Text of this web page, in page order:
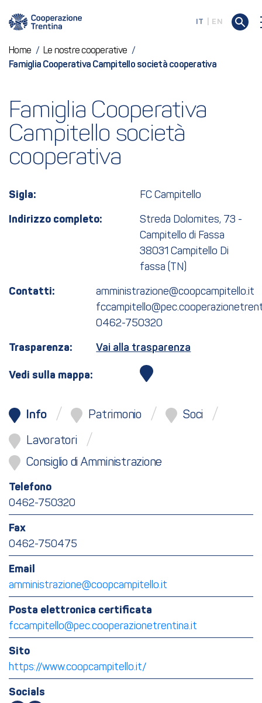
IT EN
Home / Le nostre cooperative /
Famiglia Cooperativa Campitello società cooperativa
Famiglia Cooperativa
Campitello società
cooperativa
Sigla: FC Campitello
Indirizzo completo:
Streda Dolomites, 73 -
Campitello di Fassa
38031 Campitello Di
fassa (TN)
Contatti:
amministrazione@coopcampitello.it
0462-750320
Trasparenza: Vai alla trasparenza
Vedi sulla mappa:
Info Patrimonio Soci
Lavoratori
Consiglio di Amministrazione
Telefono
0462-750320
Fax
0462-750475
Email
amministrazione@coopcampitello.it
Posta elettronica certificata
fccampitello@pec.cooperazionetrentina.it
Sito
https://www.coopcampitello.it/
Socials